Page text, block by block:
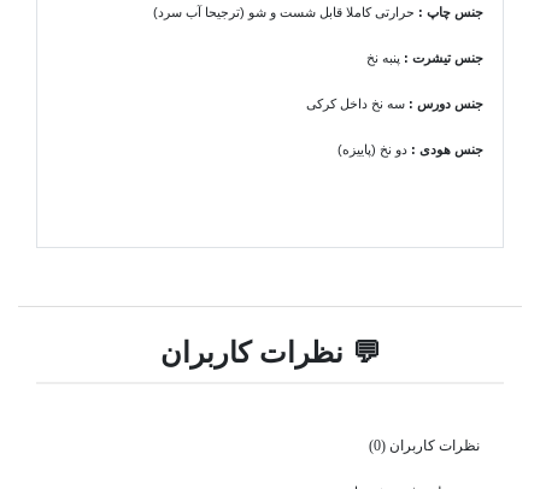
جنس چاپ : حرارتی کاملا قابل شست و شو (ترجیحا آب سرد)
جنس تیشرت : پنبه نخ
جنس دورس : سه نخ داخل کرکی
جنس هودی : دو نخ (پاییزه)
💬 نظرات کاربران
نظرات کاربران (0)